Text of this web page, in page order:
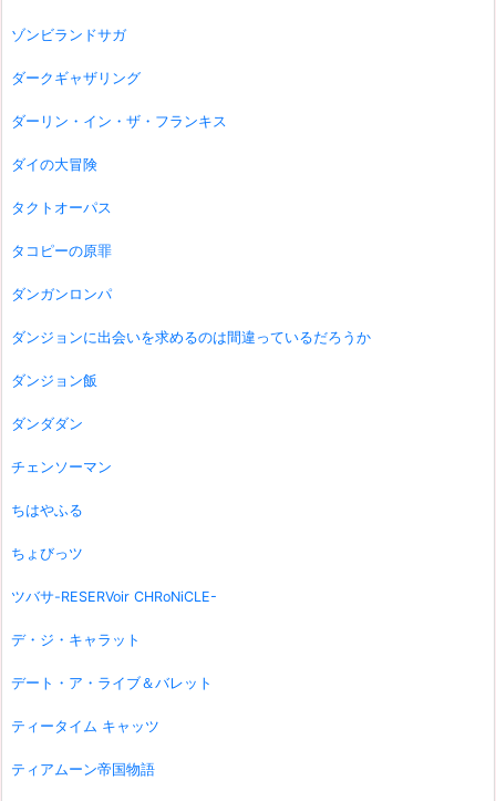
ゾンビランドサガ
ダークギャザリング
ダーリン・イン・ザ・フランキス
ダイの大冒険
タクトオーパス
タコピーの原罪
ダンガンロンパ
ダンジョンに出会いを求めるのは間違っているだろうか
ダンジョン飯
ダンダダン
チェンソーマン
ちはやふる
ちょびっツ
ツバサ-RESERVoir CHRoNiCLE-
デ・ジ・キャラット
デート・ア・ライブ＆バレット
ティータイム キャッツ
ティアムーン帝国物語